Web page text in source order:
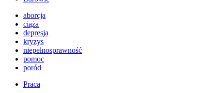
aborcja
ciąża
depresja
kryzys
niepełnosprawność
pomoc
poród
Praca